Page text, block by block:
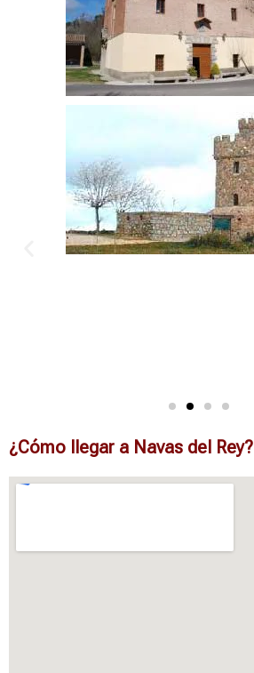
¿Cómo llegar a Navas del Rey?